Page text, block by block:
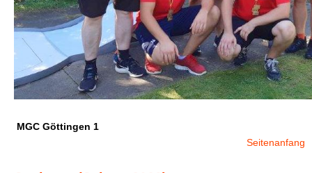
MGC Göttingen 1
Seitenanfang